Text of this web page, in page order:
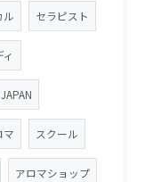
ル セラピスト
マ スクール
アロマショップ